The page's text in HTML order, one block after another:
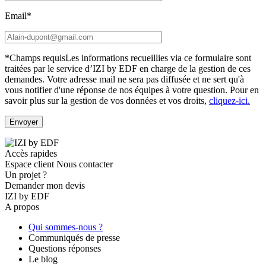
Email*
*Champs requisLes informations recueillies via ce formulaire sont
traitées par le service d’IZI by EDF en charge de la gestion de ces
demandes. Votre adresse mail ne sera pas diffusée et ne sert qu'à
vous notifier d'une réponse de nos équipes à votre question. Pour en
savoir plus sur la gestion de vos données et vos droits, cliquez-ici.
Accès rapides
Espace client Nous contacter
Un projet ?
Demander mon devis
IZI by EDF
A propos
Qui sommes-nous ?
Communiqués de presse
Questions réponses
Le blog